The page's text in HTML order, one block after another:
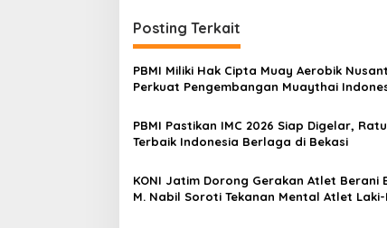
i
g
a
s
i
p
s
Posting Terkait
PBMI Miliki Hak Cipta Muay Aerobik
Perkuat Pengembangan Muaythai
PBMI Pastikan IMC 2026 Siap Digelar,
Terbaik Indonesia Berlaga di Bekasi
KONI Jatim Dorong Gerakan Atlet Berani
M. Nabil Soroti Tekanan Mental Atlet Laki-